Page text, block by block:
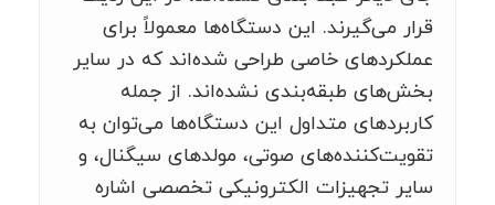
قرار می‌گیرند. این دستگاه‌ها معمولاً برای
عملکردهای خاصی طراحی شده‌اند که در سایر
بخش‌های طبقه‌بندی نشده‌اند. از جمله
کاربردهای متداول این دستگاه‌ها می‌توان به
تقویت‌کننده‌های صوتی، مولدهای سیگنال، و
سایر تجهیزات الکترونیکی تخصصی اشاره